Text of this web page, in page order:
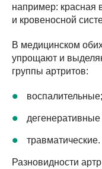
например: красная
и кровеносной
В медицинском
упрощают и
группы артритов:
воспалительные;
дегенеративные
травматические.
Разновидности